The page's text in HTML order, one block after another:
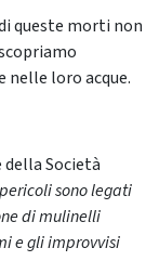
queste morti non
nelle loro acque.
della Società
sono legati
di mulinelli
e gli improvvisi